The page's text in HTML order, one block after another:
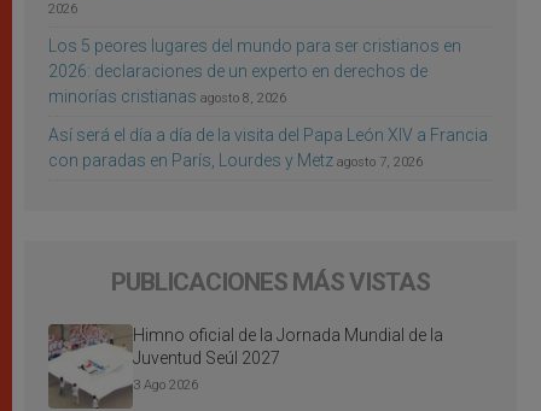
2026
Los 5 peores lugares del mundo para ser cristianos en
2026: declaraciones de un experto en derechos de
minorías cristianas agosto 8, 2026
Así será el día a día de la visita del Papa León XIV a Francia
con paradas en París, Lourdes y Metz agosto 7, 2026
PUBLICACIONES MÁS VISTAS
Himno oficial de la Jornada Mundial de la
Juventud Seúl 2027
3 Ago 2026